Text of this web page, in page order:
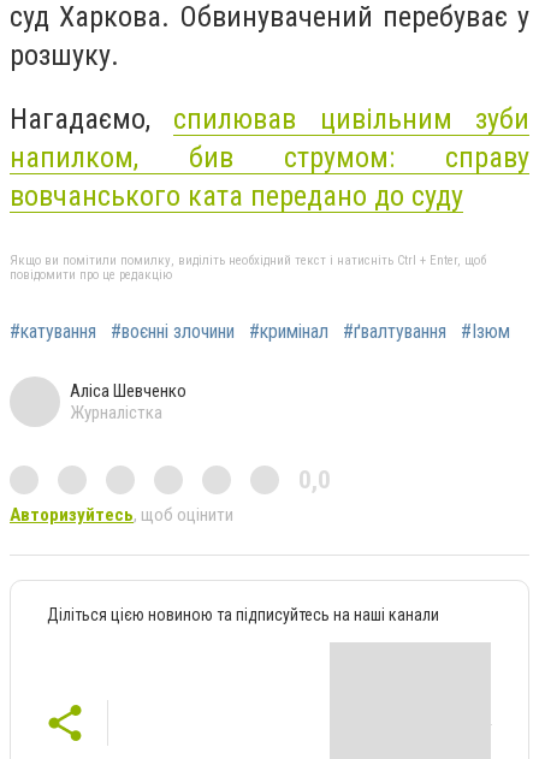
суд Харкова. Обвинувачений перебуває у
розшуку.
Нагадаємо, спилював цивільним зуби
напилком, бив струмом: справу
вовчанського ката передано до суду
Якщо ви помітили помилку, виділіть необхідний текст і натисніть Ctrl + Enter, щоб
повідомити про це редакцію
#катування #воєнні злочини #кримінал #ґвалтування #Ізюм
Аліса Шевченко
Журналістка
0,0
Авторизуйтесь, щоб оцінити
Діліться цією новиною та підписуйтесь на наші канали